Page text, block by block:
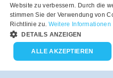
Robea - Schönes zum
Altstadtladen in
Vertrag widerrufen
Website zu verbessern. Durch die
stimmen Sie der Verwendung von
Richtlinie zu. Weitere Informationen
DETAILS ANZEIGEN
ALLE AKZEPTIEREN